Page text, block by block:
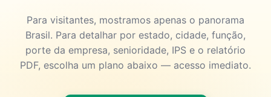
Para visitantes, mostramos apenas o panorama
Brasil. Para detalhar por estado, cidade, função,
porte da empresa, senioridade, IPS e o relatório
PDF, escolha um plano abaixo — acesso imediato.